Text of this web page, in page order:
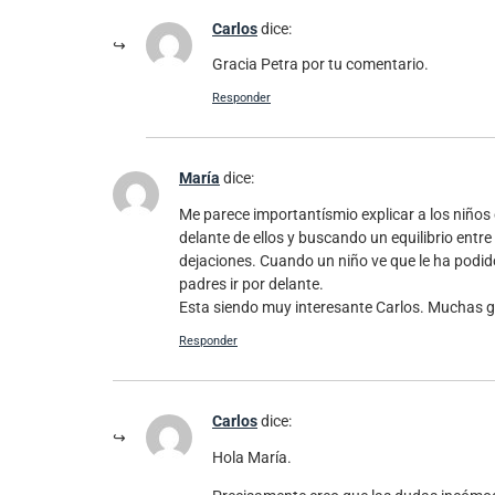
Carlosdice:
Gracia Petra por tu comentario.
Responder
María dice:
Me parece importantísmio explicar a los
delante de ellos y buscando un equilibrio
dejaciones. Cuando un niño ve que le ha
padres ir por delante.
Esta siendo muy interesante Carlos. Muchas
Responder
Carlosdice:
Hola María.